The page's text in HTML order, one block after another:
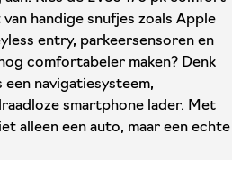
handige snufjes zoals Apple
entry, parkeersensoren en
comfortabeler maken? Denk
een navigatiesysteem,
smartphone lader. Met
alleen een auto, maar een echte